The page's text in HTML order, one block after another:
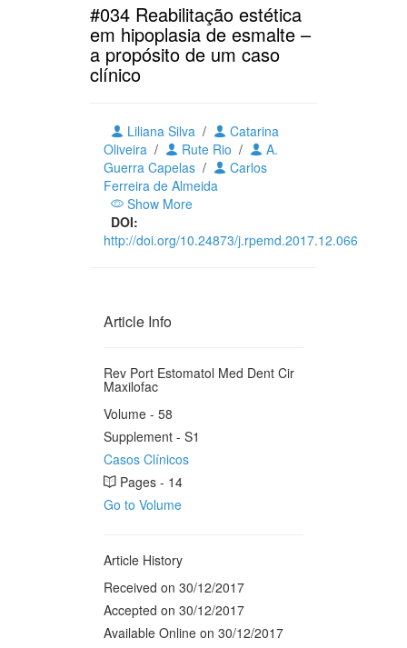
#034 Reabilitação estética
em hipoplasia de esmalte –
a propósito de um caso
clínico
Liliana Silva /
Catarina
Oliveira / Rute Rio /
A.
Guerra Capelas /
Carlos
Ferreira de Almeida
Show More
DOI:
http://doi.org/10.24873/j.rpemd.2017.12.066
Article Info
Rev Port Estomatol Med Dent Cir
Maxilofac
Volume - 58
Supplement - S1
Casos Clínicos
Pages - 14
Go to Volume
Article History
Received on 30/12/2017
Accepted on 30/12/2017
Available Online on 30/12/2017